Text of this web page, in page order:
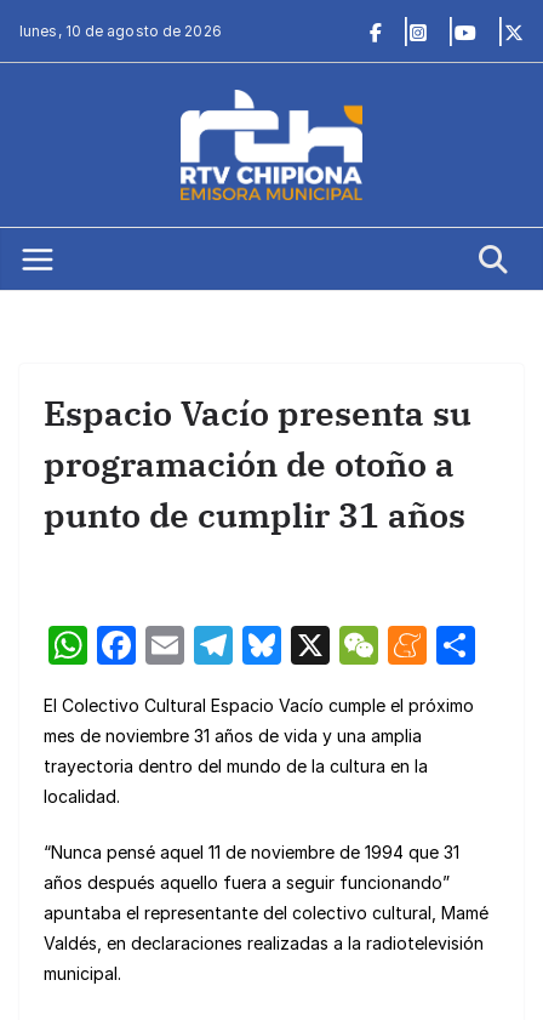
lunes, 10 de agosto de 2026
Espacio Vacío presenta su
programación de otoño a
punto de cumplir 31 años
W
at
s
A
p
p
F
c
e
o
o
k
E
ail
T
e
gr
m
Bl
e
s
y
X
W
C
h
M
n
m
e
El Colectivo Cultural Espacio Vacío cumple el próximo
mes de noviembre 31 años de vida y una amplia
trayectoria dentro del mundo de la cultura en la
localidad.
“Nunca pensé aquel 11 de noviembre de 1994 que 31
años después aquello fuera a seguir funcionando”
apuntaba el representante del colectivo cultural, Mamé
Valdés, en declaraciones realizadas a la radiotelevisión
municipal.